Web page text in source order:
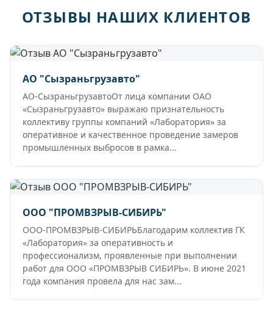
ОТЗЫВЫ НАШИХ КЛИЕНТОВ
АО "Сызраньгрузавто"
АО-СызраньгрузавтоОт лица компании ОАО
«Сызраньгрузавто» выражаю признательность
коллективу группы компаний «Лаборатория» за
оперативное и качественное проведение замеров
промышленных выбросов в рамка...
ООО "ПРОМВЗРЫВ-СИБИРЬ"
ООО-ПРОМВЗРЫВ-СИБИРЬБлагодарим коллектив ГК
«Лаборатория» за оперативность и
профессионализм, проявленные при выполнении
работ для ООО «ПРОМВЗРЫВ СИБИРЬ». В июне 2021
года компания провела для нас зам...